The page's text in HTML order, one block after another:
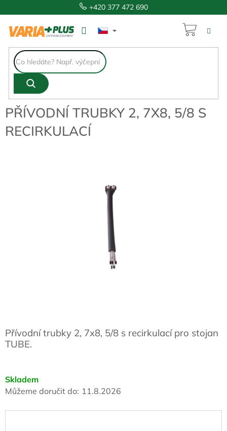
na
+420 377 472 690
PŘÍVODNÍ TRUBKY 2, 7X8, 5/8 S
RECIRKULACÍ
Skladem
Můžeme doručit do: 11.8.2026
Přívodní trubky 2, 7x8, 5/8 s recirkulací pro stojan
TUBE.
1 205 Kč